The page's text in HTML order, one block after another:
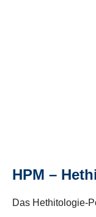
HPM –
Das Hethitologie-